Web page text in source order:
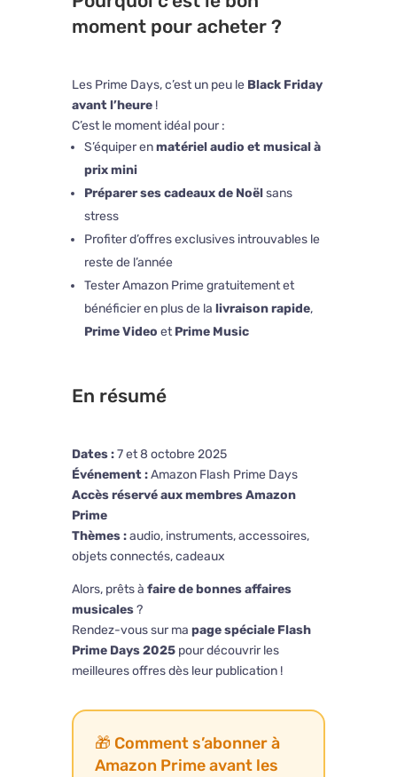
moment pour acheter ?
Les Prime Days, c’est un peu le Black Friday
avant l’heure!
C’est le moment idéal pour :
S’équiper enmatériel audio et musical à
prix mini
Préparer ses cadeaux de Noëlsans
stress
Profiter d’offres exclusives introuvables le
reste de l’année
Tester Amazon Prime gratuitement et
bénéficier en plus de la livraison rapide,
Prime Video etPrime Music
En résumé
Dates :7 et 8 octobre 2025
Événement :Amazon Flash Prime Days
Accès réservé aux membres Amazon
Prime
Thèmes :audio, instruments, accessoires,
objets connectés, cadeaux
Alors, prêts à faire de bonnes affaires
musicales?
Rendez-vous sur ma page spéciale Flash
Prime Days 2025pour découvrir les
meilleures offres dès leur publication !
🎁 Comment s’abonner à
Amazon Prime avant les